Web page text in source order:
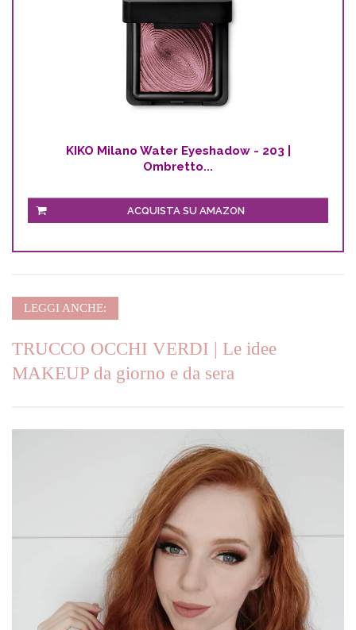
KIKO Milano Water Eyeshadow - 203 |
Ombretto...
ACQUISTA SU AMAZON
LEGGI ANCHE:
TRUCCO OCCHI VERDI | Le idee
MAKEUP da giorno e da sera